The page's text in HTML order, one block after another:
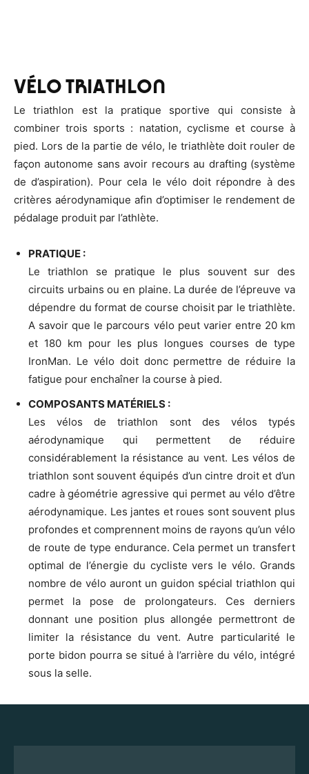
VÉLO TRIATHLON
Le triathlon est la pratique sportive qui consiste à
combiner trois sports : natation, cyclisme et course à
pied. Lors de la partie de vélo, le triathlète doit rouler de
façon autonome sans avoir recours au drafting (système
de d’aspiration). Pour cela le vélo doit répondre à des
critères aérodynamique afin d’optimiser le rendement de
pédalage produit par l’athlète.
PRATIQUE :
Le triathlon se pratique le plus souvent sur des
circuits urbains ou en plaine. La durée de l’épreuve va
dépendre du format de course choisit par le triathlète.
A savoir que le parcours vélo peut varier entre 20 km
et 180 km pour les plus longues courses de type
IronMan. Le vélo doit donc permettre de réduire la
fatigue pour enchaîner la course à pied.
COMPOSANTS MATÉRIELS :
Les vélos de triathlon sont des vélos typés
aérodynamique qui permettent de réduire
considérablement la résistance au vent. Les vélos de
triathlon sont souvent équipés d’un cintre droit et d’un
cadre à géométrie agressive qui permet au vélo d’être
aérodynamique. Les jantes et roues sont souvent plus
profondes et comprennent moins de rayons qu’un vélo
de route de type endurance. Cela permet un transfert
optimal de l’énergie du cycliste vers le vélo. Grands
nombre de vélo auront un guidon spécial triathlon qui
permet la pose de prolongateurs. Ces derniers
donnant une position plus allongée permettront de
limiter la résistance du vent. Autre particularité le
porte bidon pourra se situé à l’arrière du vélo, intégré
sous la selle.